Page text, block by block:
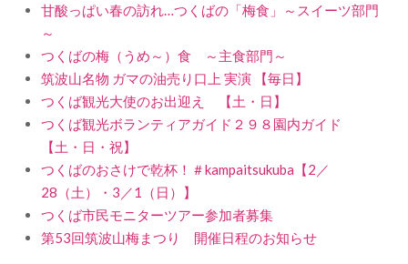
甘酸っぱい春の訪れ…つくばの「梅食」～スイーツ部門
～
つくばの梅（うめ～）食 ～主食部門～
筑波山名物 ガマの油売り口上 実演 【毎日】
つくば観光大使のお出迎え 【土・日】
つくば観光ボランティアガイド２９８園内ガイド
【土・日・祝】
つくばのおさけで乾杯！＃kampaitsukuba【2／
28（土）・3／1（日）】
つくば市民モニターツアー参加者募集
第53回筑波山梅まつり 開催日程のお知らせ